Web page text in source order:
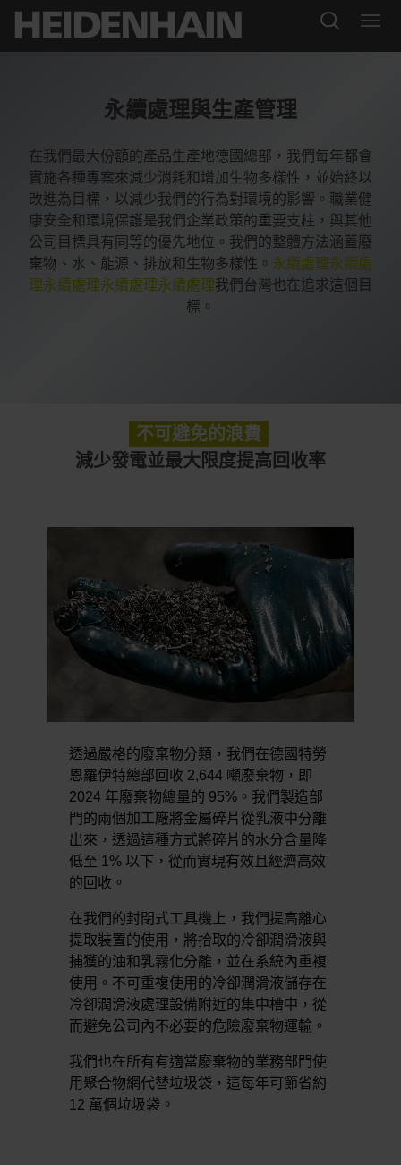
永續處理與生產管理
在我們最大份額的產品生產地德國總部，我們每年都會
實施各種專案來減少消耗和增加生物多樣性，並始終以
改進為目標，以減少我們的行為對環境的影響。職業健
康安全和環境保護是我們企業政策的重要支柱，與其他
公司目標具有同等的優先地位。我們的整體方法涵蓋廢
棄物、水、能源、排放和生物多樣性。 永續處理永續處
理永續處理永續處理永續處理我們台灣也在追求這個目
標。
不可避免的浪費
減少發電並最大限度提高回收率
透過嚴格的廢棄物分類，我們在德國特勞
恩羅伊特總部回收 2,644 噸廢棄物，即
2024 年廢棄物總量的 95%。我們製造部
門的兩個加工廠將金屬碎片從乳液中分離
出來，透過這種方式將碎片的水分含量降
低至 1% 以下，從而實現有效且經濟高效
的回收。
在我們的封閉式工具機上，我們提高離心
提取裝置的使用，將拾取的冷卻潤滑液與
捕獲的油和乳霧化分離，並在系統內重複
使用。不可重複使用的冷卻潤滑液儲存在
冷卻潤滑液處理設備附近的集中槽中，從
而避免公司內不必要的危險廢棄物運輸。
我們也在所有有適當廢棄物的業務部門使
用聚合物網代替垃圾袋，這每年可節省約
12 萬個垃圾袋。